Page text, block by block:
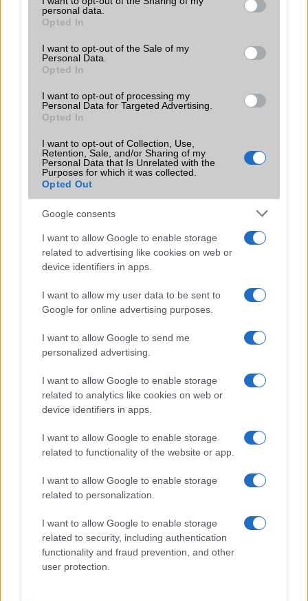
grant or deny consent to Google and its third-party tags to
use your data for below specified purposes in below Google
consent section.
personal data.
Opted In
I want to opt-out of the Sale of my
Personal Data.
Opted In
I want to opt-out of processing my
Personal Data for Targeted Advertising.
Opted In
I want to opt-out of Collection, Use,
Retention, Sale, and/or Sharing of my
Personal Data that Is Unrelated with the
Purposes for which it was collected.
Opted Out
Google consents
I want to allow Google to enable storage
related to advertising like cookies on web or
device identifiers in apps.
I want to allow my user data to be sent to
Google for online advertising purposes.
I want to allow Google to send me
personalized advertising.
I want to allow Google to enable storage
related to analytics like cookies on web or
device identifiers in apps.
I want to allow Google to enable storage
related to functionality of the website or app.
I want to allow Google to enable storage
related to personalization.
I want to allow Google to enable storage
related to security, including authentication
functionality and fraud prevention, and other
user protection.
sokan mégsem tudnak róla
2026.07.12
jelentősen felgyorsítja a mindennapi használatot,
miközben a Pixel telefonokból továbbra is hiányzik.
KAPCSOLÓDÓ HÍREK
Megtört a jég az iOS 18-nál: Friss hírek a titkosított
böngészésről!
Az Apple Watch új alvási funkciója egyre több helyen válik
elérhetővé
Végre Netflix az autó kijelzőjén? Az iOS 26.4 kódja nagy
CarPlay-újdonságot árul el
Most lebukik, ki eszi a netedet: az iOS 26.4 végre
megmutatja, ki használja a hotspotodat
Most lebukik, ki eszi a netedet: az iOS 26.4 végre
megmutatja, ki használja a hotspotodat
watchOS 26.4: apró változások, amik simábbá tehetik az
edzéseidet
Apple végre meglépte, amit évek óta vártak a felhasználók
– brutálisan hasznos újítás érkezett az iCloudba
Új AirPods béta frissítést adott ki az Apple – ezek a
További hírek
LEGOLVASOTTABBAK